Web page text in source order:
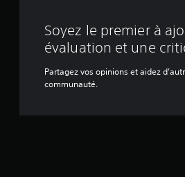
Soyez le premier à
évaluation et une
Partagez vos opinions et aidez
communauté.